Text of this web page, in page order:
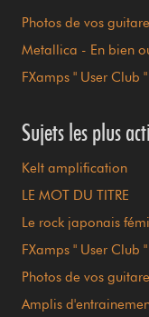
Photos de vos
Metallica - En bien
FXamps " User Club "
Sujets les plus
Kelt amplification
LE MOT DU TITRE
Le rock japonais
FXamps " User Club "
Photos de vos
Amplis